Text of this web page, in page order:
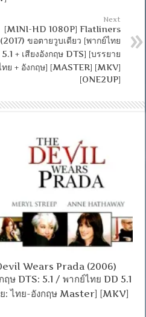
Next
[MINI-HD 1080P] Flatliners
(2017) ขอตายวูบเดียว [พากย์ไทย
5.1 + เสียงอังกฤษ DTS] [บรรยาย
ทย + อังกฤษ] [MASTER] [MKV]
[ONE2UP]
Wears Prada (2006)
ษ DTS: 5.1 / พากย์ไทย DD 5.1
ไทย-อังกฤษ Master] [MKV]